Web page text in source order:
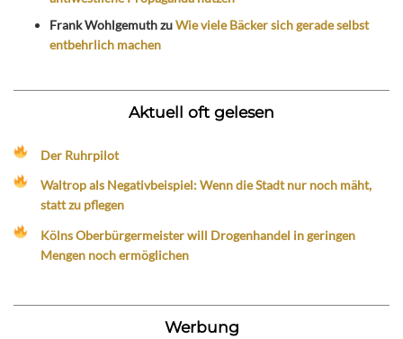
Frank WohlgemuthzuWie viele Bäcker sich gerade selbst
entbehrlich machen
Aktuell oft gelesen
Der Ruhrpilot
Waltrop als Negativbeispiel: Wenn die Stadt nur noch mäht,
statt zu pflegen
Kölns Oberbürgermeister will Drogenhandel in geringen
Mengen noch ermöglichen
Werbung